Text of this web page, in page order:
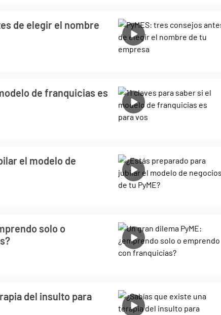
de elegir el nombre
de franquicias es
el modelo de
solo o
del insulto para